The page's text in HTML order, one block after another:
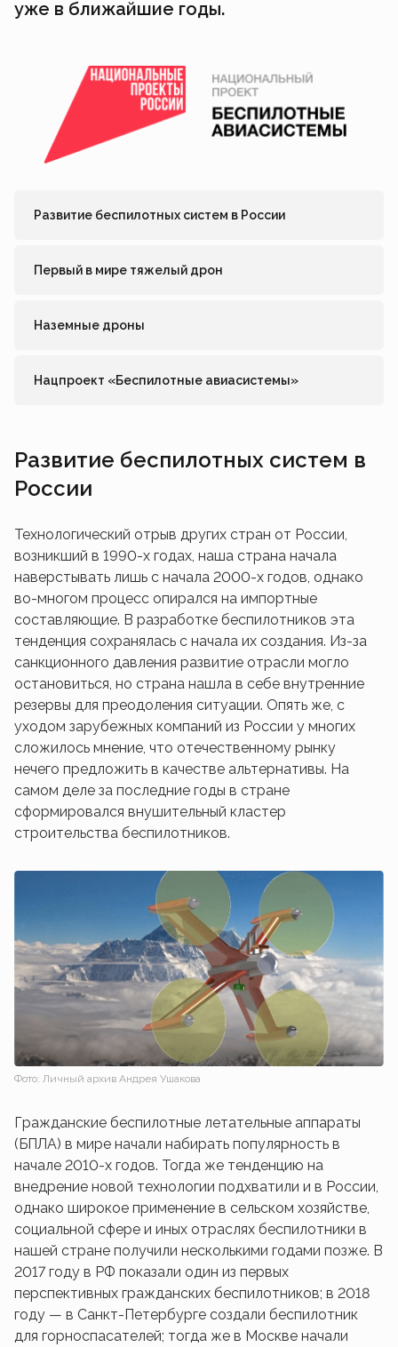
уже в ближайшие годы.
Развитие беспилотных систем в России
Первый в мире тяжелый дрон
Наземные дроны
Нацпроект «Беспилотные авиасистемы»
Развитие беспилотных систем в
России
Технологический отрыв других стран от России,
возникший в 1990-х годах, наша страна начала
наверстывать лишь с начала 2000-х годов, однако
во-многом процесс опирался на импортные
составляющие. В разработке беспилотников эта
тенденция сохранялась с начала их создания. Из-за
санкционного давления развитие отрасли могло
остановиться, но страна нашла в себе внутренние
резервы для преодоления ситуации. Опять же, с
уходом зарубежных компаний из России у многих
сложилось мнение, что отечественному рынку
нечего предложить в качестве альтернативы. На
самом деле за последние годы в стране
сформировался внушительный кластер
строительства беспилотников.
Фото: Личный архив Андрея Ушакова
Гражданские беспилотные летательные аппараты
(БПЛА) в мире начали набирать популярность в
начале 2010-х годов. Тогда же тенденцию на
внедрение новой технологии подхватили и в России,
однако широкое применение в сельском хозяйстве,
социальной сфере и иных отраслях беспилотники в
нашей стране получили несколькими годами позже. В
2017 году в РФ показали один из первых
перспективных гражданских беспилотников; в 2018
году — в Санкт-Петербурге создали беспилотник
для горноспасателей; тогда же в Москве начали